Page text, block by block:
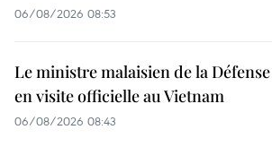
06/08/2026 08:53
Le ministre malaisien de la Défense
en visite officielle au Vietnam
06/08/2026 08:43